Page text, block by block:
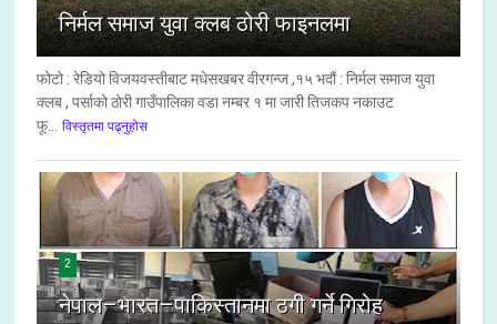
निर्मल समाज युवा क्लब ठोरी फाइनलमा
फोटो : रेडियो विजयवस्तीबाट मधेसखबर वीरगन्ज ,१५ भदौं : निर्मल समाज युवा
क्लब , पर्साको ठोरी गाउँपालिका वडा नम्बर १ मा जारी तिजकप नकाउट
फू... विस्तृतमा पढ्नुहोस
2
नेपाल–भारत–पाकिस्तानमा ठगी गर्ने गिरोह